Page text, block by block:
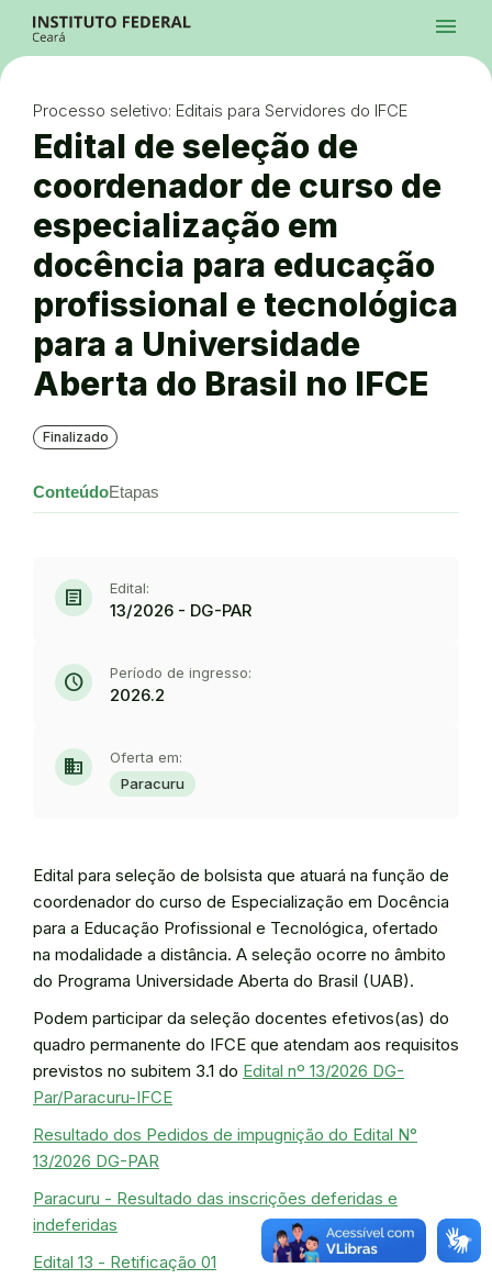
Ir para a busca
Ir para o menu principal
Ir para o conteúdo
Alto Contraste
Login da Área Administrativa
Acessibilidade
menu
InstagramTwitter/XFacebook
Processo seletivo: Editais para Servidores do IFCE
Edital de seleção de
coordenador de curso de
especialização em
docência para educação
profissional e tecnológica
para a Universidade
Aberta do Brasil no IFCE
Finalizado
ConteúdoEtapas
article Edital:
13/2026 - DG-PAR
schedule Período de ingresso:
2026.2
domain
Oferta em:
Paracuru
Edital para seleção de bolsista que atuará na função de
coordenador do curso de Especialização em Docência
para a Educação Profissional e Tecnológica, ofertado
na modalidade a distância. A seleção ocorre no âmbito
do Programa Universidade Aberta do Brasil (UAB).
Podem participar da seleção docentes efetivos(as) do
quadro permanente do IFCE que atendam aos requisitos
previstos no subitem 3.1 do Edital nº 13/2026 DG-
Par/Paracuru-IFCE
Resultado dos Pedidos de impugnição do Edital N°
13/2026 DG-PAR
Paracuru - Resultado das inscrições deferidas e
indeferidas
Edital 13 - Retificação 01